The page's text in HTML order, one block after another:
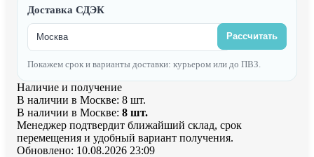
Доставка СДЭК
Рассчитать
Покажем срок и варианты доставки: курьером или до ПВЗ.
Наличие и получение
В наличии в Москве: 8 шт.
В наличии в Москве: 8 шт.
Менеджер подтвердит ближайший склад, срок
перемещения и удобный вариант получения.
Обновлено: 10.08.2026 23:09